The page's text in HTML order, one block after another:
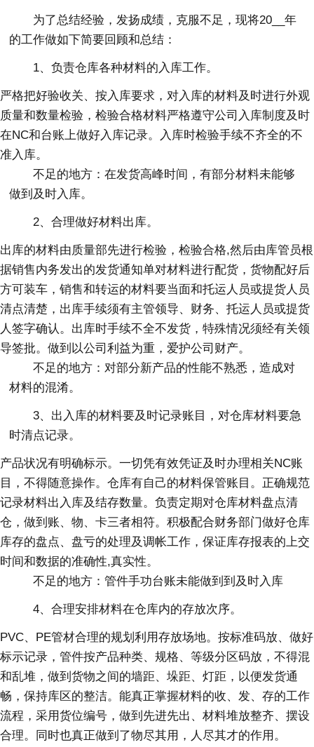
为了总结经验，发扬成绩，克服不足，现将20__年
的工作做如下简要回顾和总结：
1、负责仓库各种材料的入库工作。
严格把好验收关、按入库要求，对入库的材料及时进行外观
质量和数量检验，检验合格材料严格遵守公司入库制度及时
在NC和台账上做好入库记录。入库时检验手续不齐全的不
准入库。
不足的地方：在发货高峰时间，有部分材料未能够
做到及时入库。
2、合理做好材料出库。
出库的材料由质量部先进行检验，检验合格,然后由库管员根
据销售内务发出的发货通知单对材料进行配货，货物配好后
方可装车，销售和转运的材料要当面和托运人员或提货人员
清点清楚，出库手续须有主管领导、财务、托运人员或提货
人签字确认。出库时手续不全不发货，特殊情况须经有关领
导签批。做到以公司利益为重，爱护公司财产。
不足的地方：对部分新产品的性能不熟悉，造成对
材料的混淆。
3、出入库的材料要及时记录账目，对仓库材料要急
时清点记录。
产品状况有明确标示。一切凭有效凭证及时办理相关NC账
目，不得随意操作。仓库有自己的材料保管账目。正确规范
记录材料出入库及结存数量。负责定期对仓库材料盘点清
仓，做到账、物、卡三者相符。积极配合财务部门做好仓库
库存的盘点、盘亏的处理及调帐工作，保证库存报表的上交
时间和数据的准确性,真实性。
不足的地方：管件手功台账未能做到到及时入库
4、合理安排材料在仓库内的存放次序。
PVC、PE管材合理的规划利用存放场地。按标准码放、做好
标示记录，管件按产品种类、规格、等级分区码放，不得混
和乱堆，做到货物之间的墙距、垛距、灯距，以便发货通
畅，保持库区的整洁。能真正掌握材料的收、发、存的工作
流程，采用货位编号，做到先进先出、材料堆放整齐、摆设
合理。同时也真正做到了物尽其用，人尽其才的作用。